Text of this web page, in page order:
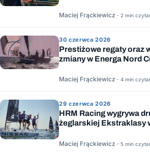
Maciej Frąckiewicz · 2 min
30 czerwca 2026
Prestiżowe regaty oraz
zmiany w Energa Nord
Maciej Frąckiewicz · 4 min
29 czerwca 2026
HRM Racing wygrywa
żeglarskiej Ekstraklasy
Maciej Frąckiewicz · 5 min